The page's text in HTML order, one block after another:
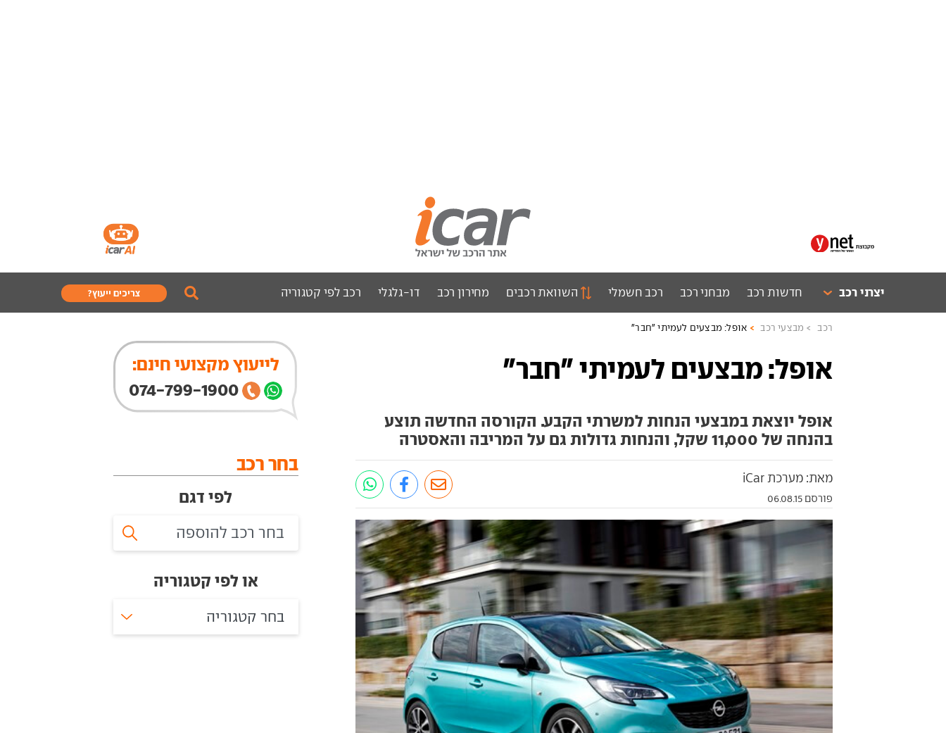
יצרני רכב חדשות רכב מבחני רכב רכב חשמלי השוואת רכבים מחירון רכב דו-גלגלי רכב לפי קטגוריה צריכים ייעוץ?
רכב מבצעי רכב אופל: מבצעים לעמיתי "חבר"
אופל: מבצעים לעמיתי "חבר"
אופל יוצאת במבצעי הנחות למשרתי הקבע. הקורסה החדשה תוצע
בהנחה של 11,000 שקל, והנחות גדולות גם על המריבה והאסטרה
מאת: מערכת iCar
פורסם 06.08.15
לייעוץ מקצועי חינם:
074-799-1900
בחר רכב
לפי דגם
או לפי קטגוריה
בחר קטגוריה